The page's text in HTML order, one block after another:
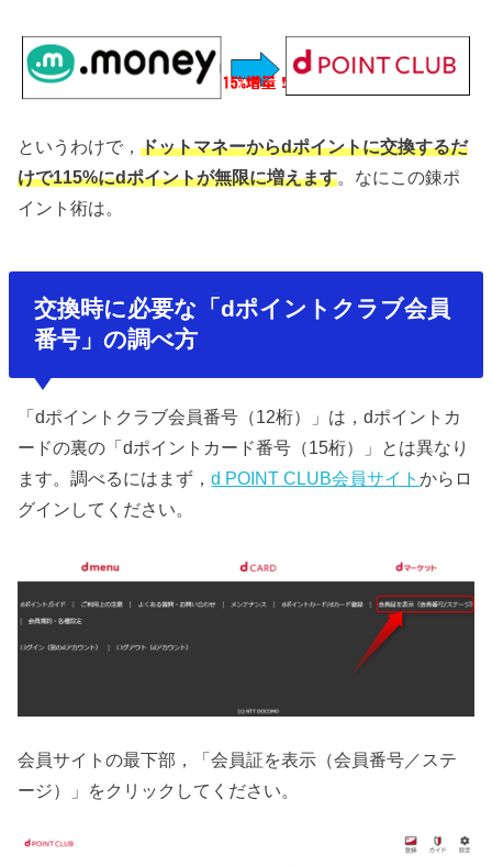
というわけで，ドットマネーからdポイントに交換するだ
けで115%にdポイントが無限に増えます。なにこの錬ポ
イント術は。
交換時に必要な「dポイントクラブ会員
番号」の調べ方
「dポイントクラブ会員番号（12桁）」は，dポイントカ
ードの裏の「dポイントカード番号（15桁）」とは異なり
ます。調べるにはまず，d POINT CLUB会員サイトからロ
グインしてください。
会員サイトの最下部，「会員証を表示（会員番号／ステ
ージ）」をクリックしてください。